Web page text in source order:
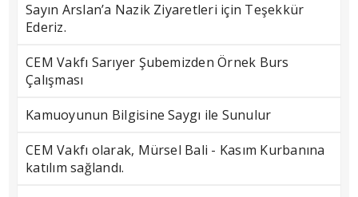
Sayın Arslan’a Nazik Ziyaretleri için Teşekkür
Ederiz.
CEM Vakfı Sarıyer Şubemizden Örnek Burs
Çalışması
Kamuoyunun Bilgisine Saygı ile Sunulur
CEM Vakfı olarak, Mürsel Bali - Kasım Kurbanına
katılım sağlandı.